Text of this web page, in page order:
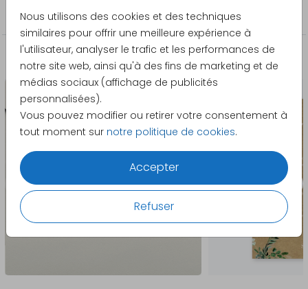
Nous utilisons des cookies et des techniques
similaires pour offrir une meilleure expérience à
l'utilisateur, analyser le trafic et les performances de
notre site web, ainsi qu'à des fins de marketing et de
médias sociaux (affichage de publicités
personnalisées).
Vous pouvez modifier ou retirer votre consentement à
tout moment sur notre politique de cookies.
Accepter
Refuser
Faire-part de mariage
La papeterie assortie